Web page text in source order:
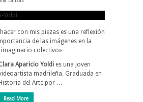
con mis piezas es una reflexión
de las imágenes en la
colectivo»
Aparicio Yoldi es una joven
madrileña. Graduada en
del Arte por …
Read More